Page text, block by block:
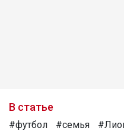
В статье
#футбол #семья